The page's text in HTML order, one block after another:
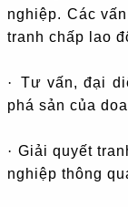
nghiệp. Các
tranh chấp lao
·
Tư vấn, đại
phá sản của
· Giải quyết
nghiệp thông